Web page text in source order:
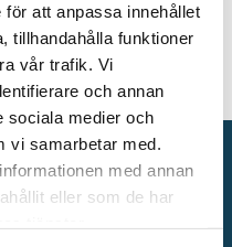
att anpassa innehållet
tillhandahålla funktioner
vår trafik. Vi
och annan
sociala medier och
vi samarbetar med.
med annan
eller som de har